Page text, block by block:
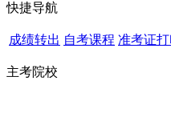
快捷导航
成绩转出 自考课程 准考证打
主考院校